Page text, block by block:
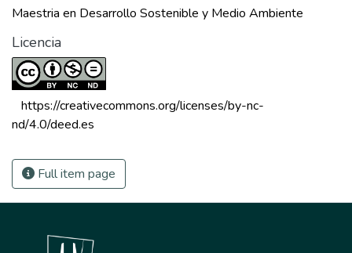
Maestria en Desarrollo Sostenible y Medio Ambiente
Licencia
https://creativecommons.org/licenses/by-nc-
nd/4.0/deed.es
Full item page